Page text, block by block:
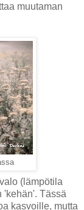
muutaman
(lämpötila
'kehän'. Tässä
kasvoille, mutta